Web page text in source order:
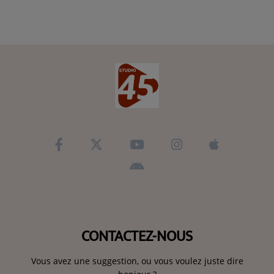
CONTACTEZ-NOUS
Vous avez une suggestion, ou vous voulez juste dire